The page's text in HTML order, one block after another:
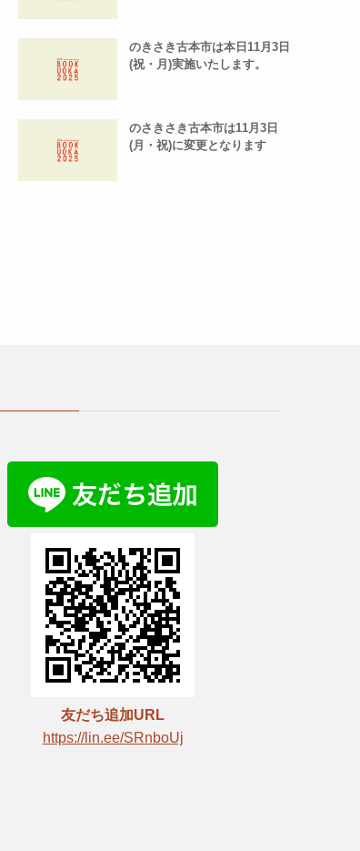
のきさき古本市は本日11月3日
(祝・月)実施いたします。
のさきさき古本市は11月3日
(月・祝)に変更となります
友だち追加URL
https://lin.ee/SRnboUj